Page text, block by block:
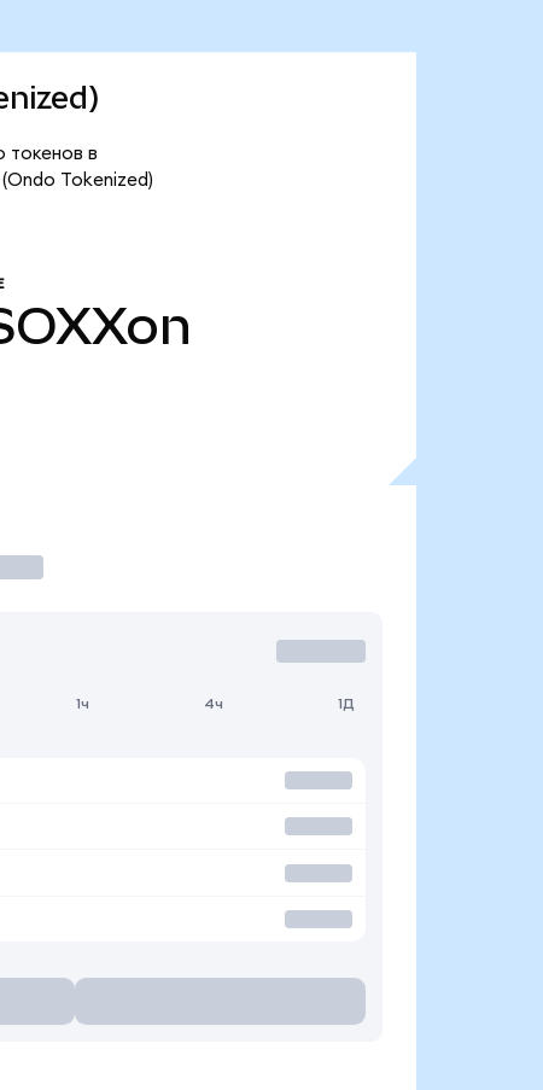
токенов в
Tokenized)
1ч 4ч 1Д